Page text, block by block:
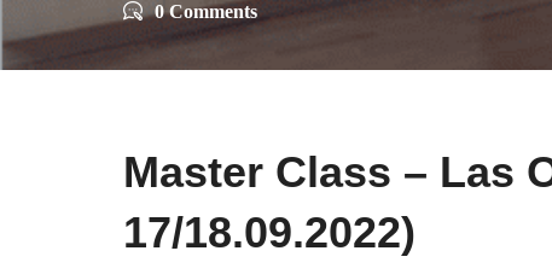
0 Comments
Master Class – Las
17/18.09.2022)